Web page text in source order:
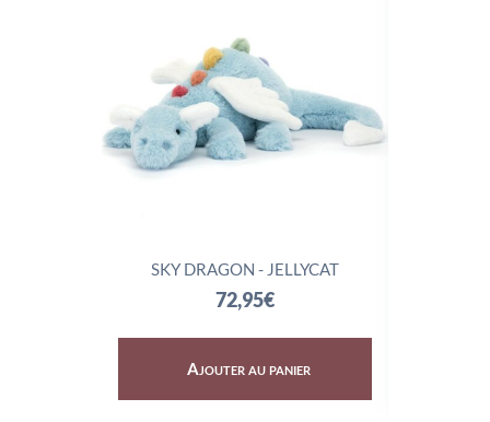
SKY DRAGON - JELLYCAT
72,95€
Ajouter au panier